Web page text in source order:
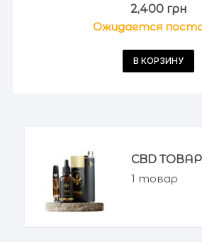
2,400 грн
Ожидается
В КОРЗИНУ
CBD
1 товар